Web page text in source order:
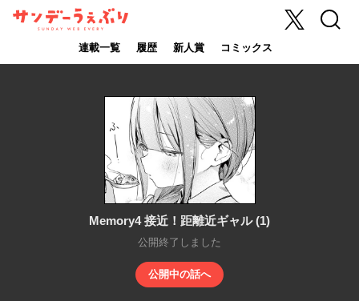
サンデーうぇ
連載一覧 履歴 新人賞 コミックス
X 検索
Memory4 接近！距離近ギャル (1)
公開終了しました
公開中の話へ